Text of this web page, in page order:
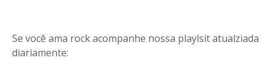
Se você ama rock acompanhe nossa playlsit atualziada
diariamente: